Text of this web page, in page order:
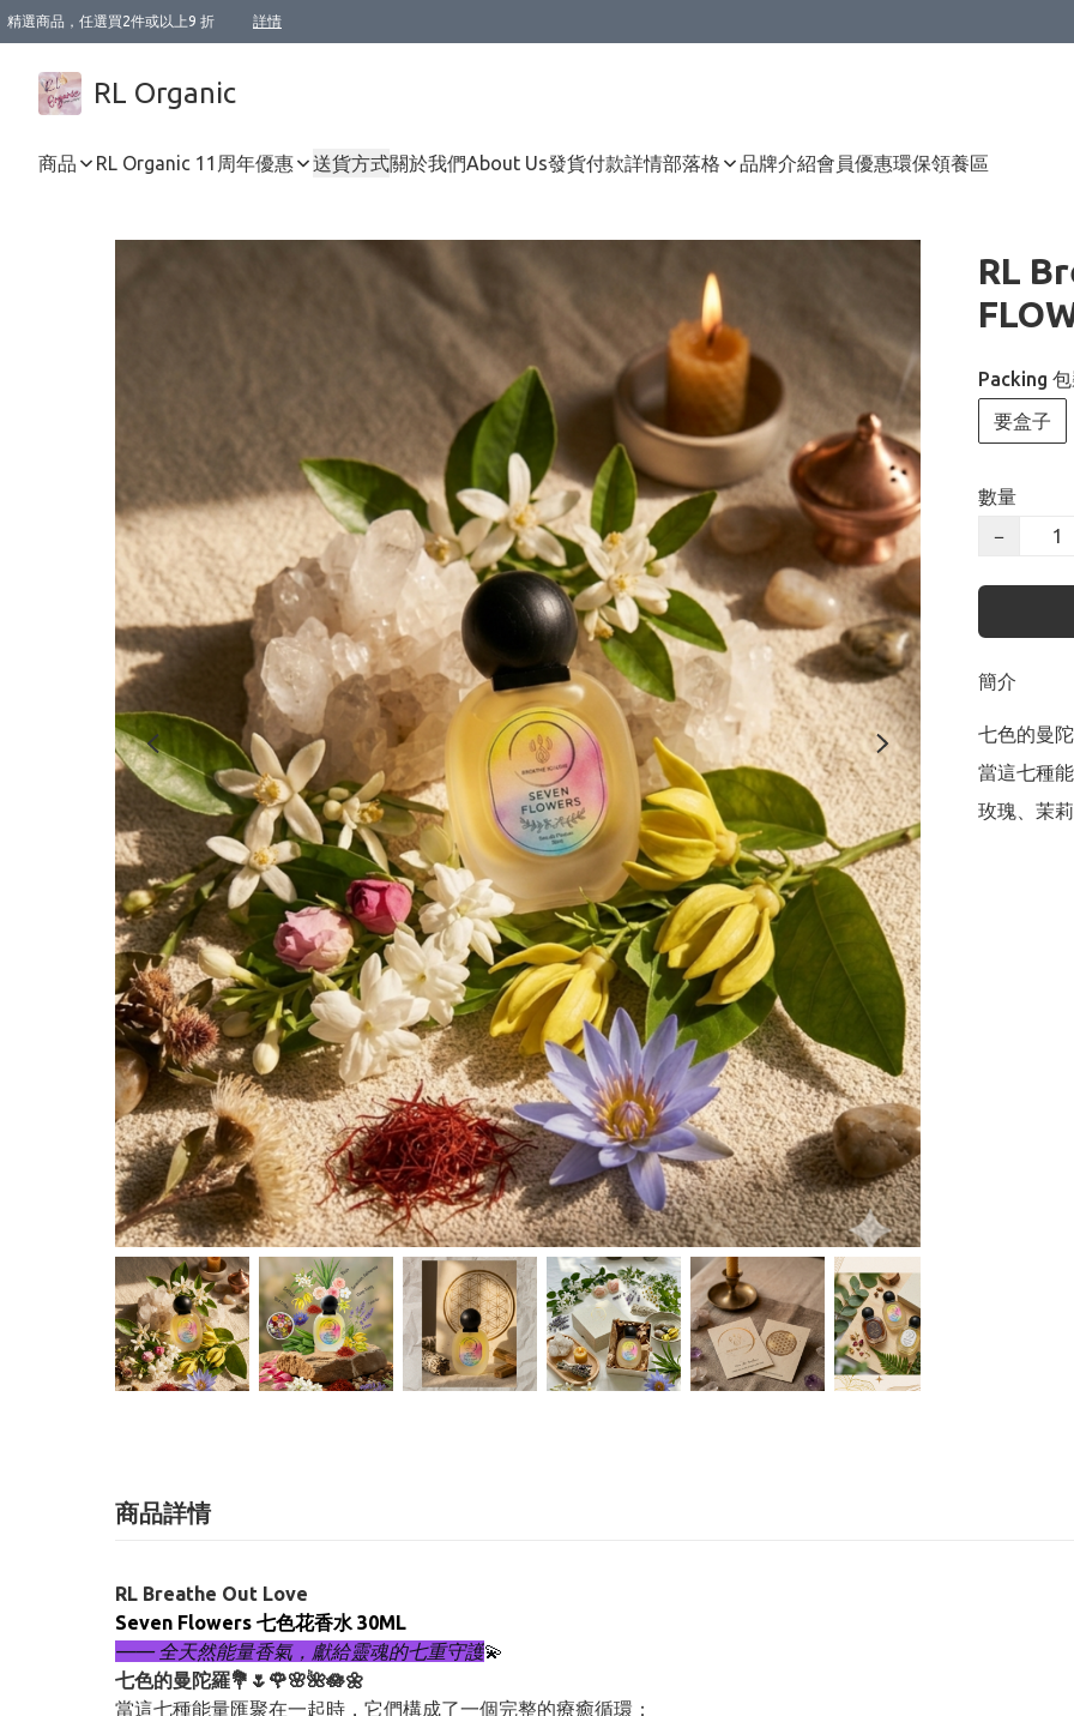
精選商品，任選買2件或以上9 折 詳情
RL Organic
商品 RL Organic 11周年優惠 送貨方式關於我們About Us發貨付款詳情部落格 品牌介紹會員優惠環保領養區
RL
Packing
要盒子
數量
−
簡介
七色的曼
當這七種
玫瑰、茉
商品詳情
RL Breathe Out Love
Seven Flowers 七色花香水 30ML
—— 全天然能量香氣，獻給靈魂的七重守護💫
七色的曼陀羅💐🌷🌹🌸🌺🪷🌼
當這七種能量匯聚在一起時，它們構成了一個完整的療癒循環：